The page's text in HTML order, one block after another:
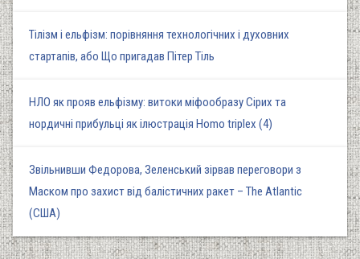
Тілізм і ельфізм: порівняння технологічних і духовних
стартапів, або Що пригадав Пітер Тіль
НЛО як прояв ельфізму: витоки міфообразу Сірих та
нордичні прибульці як ілюстрація Homo triplex (4)
Звільнивши Федорова, Зеленський зірвав переговори з
Маском про захист від балістичних ракет – The Atlantic
(США)